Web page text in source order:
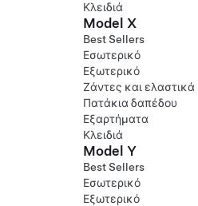
Κλειδιά
Model X
Best Sellers
Εσωτερικό
Εξωτερικό
Ζάντες και ελαστικά
Πατάκια δαπέδου
Εξαρτήματα
Κλειδιά
Model Y
Best Sellers
Εσωτερικό
Εξωτερικό